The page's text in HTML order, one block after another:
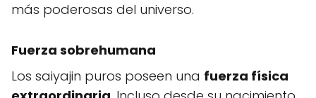
más poderosas del universo.
Fuerza sobrehumana
Los saiyajin puros poseen una fuerza física